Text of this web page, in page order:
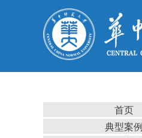
首页
典型案例